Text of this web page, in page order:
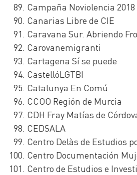
Campaña Noviolencia 2018
Canarias Libre de CIE
Caravana Sur. Abriendo
Carovanemigranti
Cartagena Sí se puede
CastellóLGTBI
Catalunya En Comú
CCOO Región de Murcia
CDH Fray Matías de
CEDSALA
Centro Delàs de Estudios
Centro Documentación
Centro de Estudios e